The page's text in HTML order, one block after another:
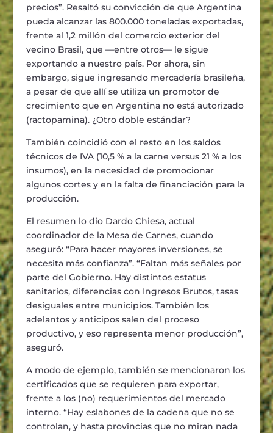
precios”. Resaltó su convicción de que Argentina
pueda alcanzar las 800.000 toneladas exportadas,
frente al 1,2 millón del comercio exterior del
vecino Brasil, que —entre otros— le sigue
exportando a nuestro país. Por ahora, sin
embargo, sigue ingresando mercadería brasileña,
a pesar de que allí se utiliza un promotor de
crecimiento que en Argentina no está autorizado
(ractopamina). ¿Otro doble estándar?
También coincidió con el resto en los saldos
técnicos de IVA (10,5 % a la carne versus 21 % a los
insumos), en la necesidad de promocionar
algunos cortes y en la falta de financiación para la
producción.
El resumen lo dio Dardo Chiesa, actual
coordinador de la Mesa de Carnes, cuando
aseguró: “Para hacer mayores inversiones, se
necesita más confianza”. “Faltan más señales por
parte del Gobierno. Hay distintos estatus
sanitarios, diferencias con Ingresos Brutos, tasas
desiguales entre municipios. También los
adelantos y anticipos salen del proceso
productivo, y eso representa menor producción”,
aseguró.
A modo de ejemplo, también se mencionaron los
certificados que se requieren para exportar,
frente a los (no) requerimientos del mercado
interno. “Hay eslabones de la cadena que no se
controlan, y hasta provincias que no miran nada